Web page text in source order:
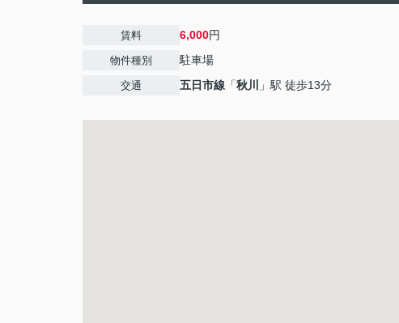
賃料 6,000円
物件種別 駐車場
交通 五日市線 「秋川 」駅 徒歩13分